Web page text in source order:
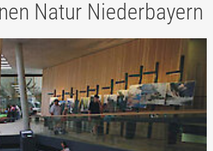
Natur Niederbayern